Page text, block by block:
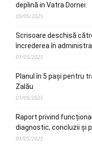
deplină in Vatra Dornei
09/05/2025
Scrisoare deschisă
încrederea în
01/05/2025
Planul în 5 pași pentru
Zalău
01/05/2025
Raport privind
diagnostic, concluzii și
01/05/2025